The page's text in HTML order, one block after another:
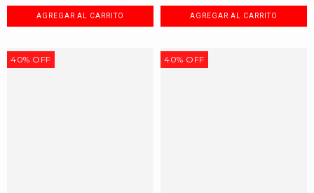
40% OFF 40% OFF